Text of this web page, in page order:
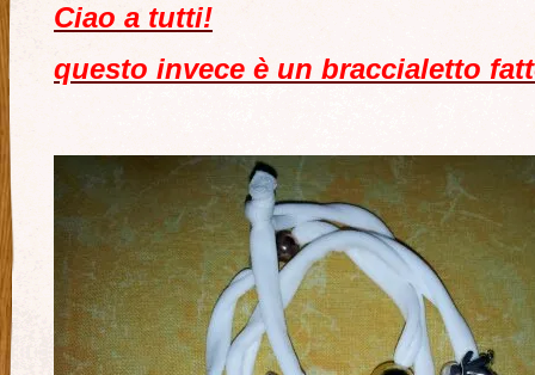
Ciao a tutti!
questo invece è un braccialetto